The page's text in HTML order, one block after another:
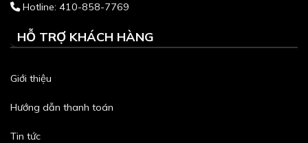
Hotline: 410-858-7769
HỖ TRỢ KHÁCH HÀNG
Giới thiệu
Hướng dẫn thanh toán
Tin tức